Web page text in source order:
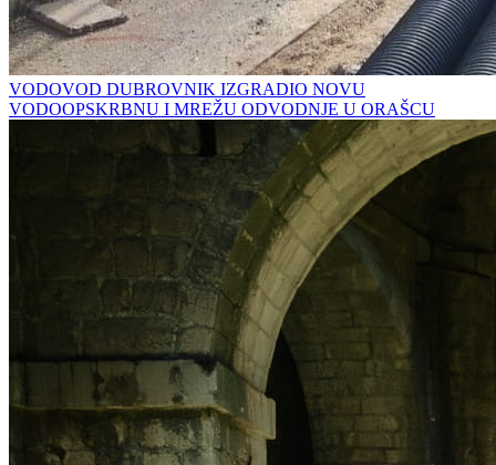
VODOVOD DUBROVNIK IZGRADIO NOVU
VODOOPSKRBNU I MREŽU ODVODNJE U ORAŠCU